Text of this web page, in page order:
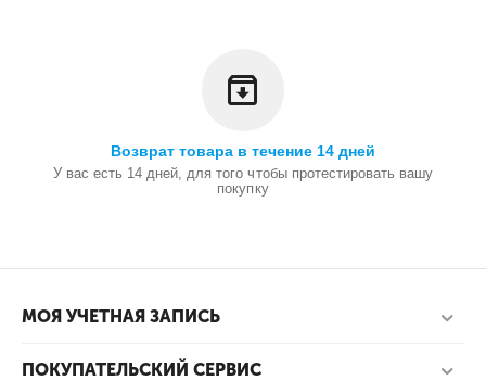
Возврат товара в течение 14 дней
У вас есть 14 дней, для того чтобы протестировать вашу
покупку
МОЯ УЧЕТНАЯ ЗАПИСЬ
ПОКУПАТЕЛЬСКИЙ СЕРВИС